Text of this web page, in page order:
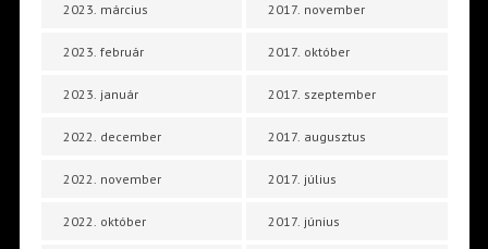
2023. március
2023. február
2023. január
2022. december
2022. november
2022. október
2017. november
2017. október
2017. szeptember
2017. augusztus
2017. július
2017. június